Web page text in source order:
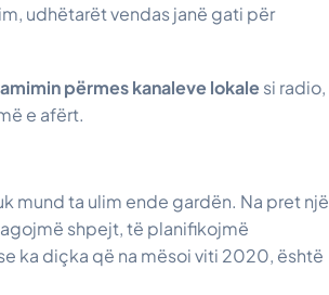
udhëtarët vendas janë gati për
përmes kanaleve lokale si radio,
e afërt.
mund ta ulim ende gardën. Na pret një
shpejt, të planifikojmë
ka diçka që na mësoi viti 2020, është